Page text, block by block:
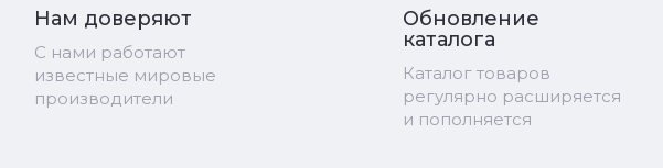
Нам доверяют
С нами работают
известные мировые
производители
Обновление
каталога
Каталог товаров
регулярно расширяется
и пополняется